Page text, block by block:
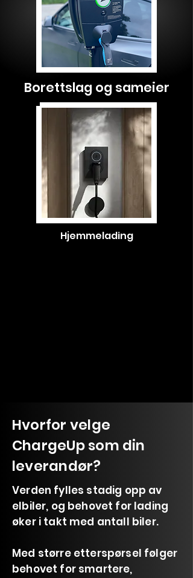
Borettslag og sameier
Hjemmelading
Hvorfor velge
ChargeUp som din
leverandør?
Verden fylles stadig opp av
elbiler, og behovet for lading
øker i takt med antall biler.
Med større etterspørsel følger
behovet for smartere,